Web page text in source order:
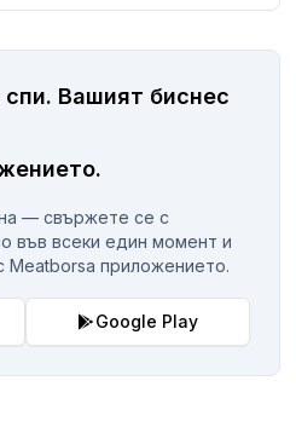
Вашият биснес
— свържете се с
във всеки един момент и
Meatborsa приложението.
Google Play